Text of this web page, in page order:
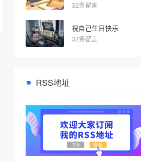
32条留言
祝自己生日快乐
32条留言
RSS地址